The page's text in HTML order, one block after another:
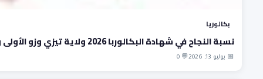
بكالوريا
نسبة النجاح في شهادة البكالوربا 2026 ولاية تيزي وزو الأولى وطنيا
📅 يوليو 13, 2026 💬 0